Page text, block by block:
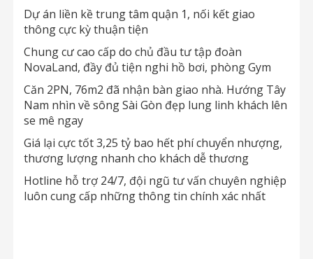
Dự án liền kề trung tâm quận 1, nối kết giao
thông cực kỳ thuận tiện
Chung cư cao cấp do chủ đầu tư tập đoàn
NovaLand, đầy đủ tiện nghi hồ bơi, phòng Gym
Căn 2PN, 76m2 đã nhận bàn giao nhà. Hướng Tây
Nam nhìn về sông Sài Gòn đẹp lung linh khách lên
se mê ngay
Giá lại cực tốt 3,25 tỷ bao hết phí chuyển nhượng,
thương lượng nhanh cho khách dễ thương
Hotline hỗ trợ 24/7, đội ngũ tư vấn chuyên nghiệp
luôn cung cấp những thông tin chính xác nhất